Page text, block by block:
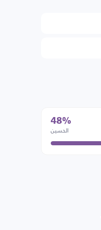
48%
الحسين